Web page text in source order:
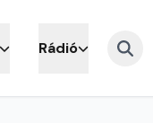
Rádió